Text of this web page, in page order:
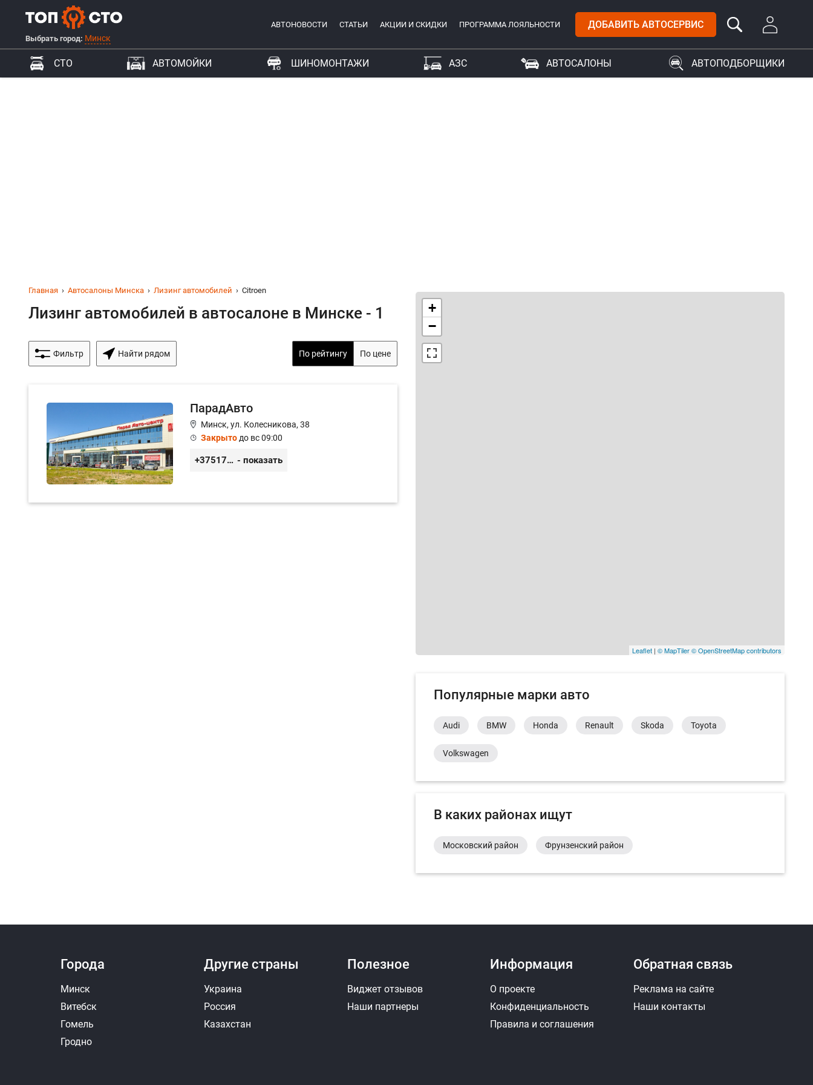
Выбрать город: Минск
АВТОНОВОСТИ СТАТЬИ АКЦИИ И СКИДКИ ПРОГРАММА ЛОЯЛЬНОСТИ ДОБАВИТЬ АВТОСЕРВИС
СТО АВТОМОЙКИ ШИНОМОНТАЖИ АЗС АВТОСАЛОНЫ АВТОПОДБОРЩИКИ
Главная Автосалоны Минска Лизинг автомобилей Citroen
Лизинг автомобилей в автосалоне в Минске - 1
Фильтр Найти рядом По рейтингу По цене
ПарадАвто
Минск, ул. Колесникова, 38
Закрытодо вс 09:00
+375173884040 - показать
+
−
Leaflet | © MapTiler© OpenStreetMap contributors
Популярные марки авто
Audi BMW Honda Renault Skoda Toyota
Volkswagen
В каких районах ищут
Московский район Фрунзенский район
Города
Минск
Витебск
Гомель
Гродно
Другие страны
Украина
Россия
Казахстан
Полезное
Виджет отзывов
Наши партнеры
Информация
О проекте
Конфиденциальность
Правила и соглашения
Обратная связь
Реклама на сайте
Наши контакты